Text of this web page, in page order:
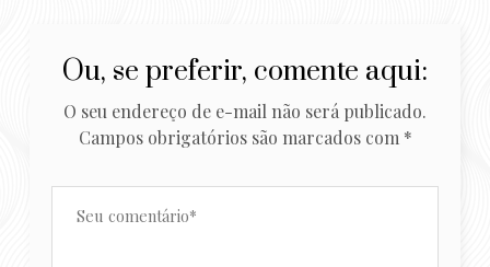
Ou, se preferir, comente aqui:
O seu endereço de e-mail não será publicado.
Campos obrigatórios são marcados com *